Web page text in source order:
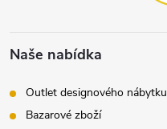
Naše nabídka
Outlet designového nábytku
Bazarové zboží